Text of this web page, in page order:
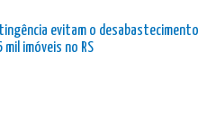
evitam o desabastecimento
imóveis no RS